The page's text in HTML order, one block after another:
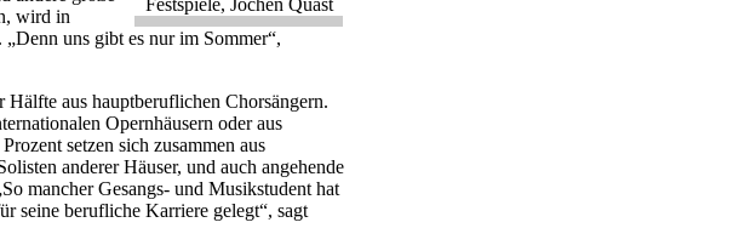
wird in
uns gibt es nur im Sommer“,
Hälfte aus hauptberuflichen Chorsängern.
Opernhäusern oder aus
setzen sich zusammen aus
anderer Häuser, und auch angehende
mancher Gesangs- und Musikstudent hat
seine berufliche Karriere gelegt“, sagt